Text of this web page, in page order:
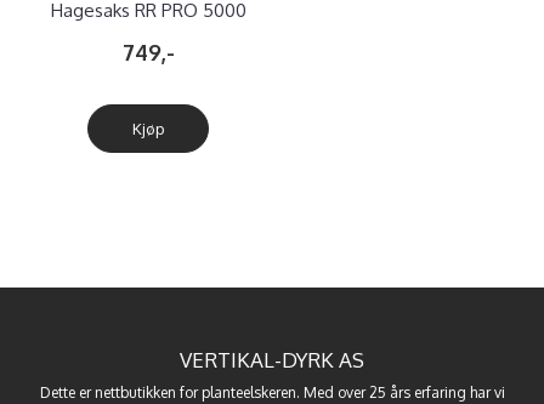
Hagesaks RR PRO 5000
749,-
Kjøp
VERTIKAL-DYRK AS
Dette er nettbutikken for planteelskeren. Med over 25 års erfaring har vi